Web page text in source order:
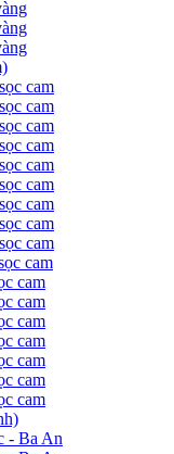
cam
cam
cam
cam
cam
cam
cam
cam
cam
cam
cam
cam
cam
cam
cam
cam
cam
- Ba An